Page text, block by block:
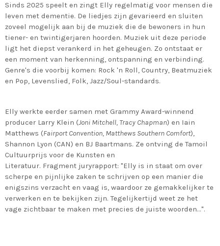
Sinds 2025 speelt en zingt Elly regelmatig voor mensen die
leven met dementie. De liedjes zijn gevarieerd en sluiten
zoveel mogelijk aan bij de muziek die de bewoners in hun
tiener- en twintigerjaren hoorden. Muziek uit deze periode
ligt het diepst verankerd in het geheugen. Zo ontstaat er
een moment van herkenning, ontspanning en verbinding.
Genre's die voorbij komen: Rock 'n Roll, Country, Beatmuziek
en Pop, Levenslied, Folk, Jazz/Soul-standards.
Elly werkte eerder samen met Grammy Award-winnend
producer Larry Klein (Joni Mitchell, Tracy Chapman) en Iain
Matthews (Fairport Convention, Matthews Southern Comfort),
Shannon Lyon (CAN) en BJ Baartmans. Ze ontving de Tamoil
Cultuurprijs voor de Kunsten en
Literatuur. Fragment juryrapport: "Elly is in staat om over
scherpe en pijnlijke zaken te schrijven op een manier die
enigszins verzacht en vaag is, waardoor ze gemakkelijker te
verwerken en te bekijken zijn. Tegelijkertijd weet ze het
vage zichtbaar te maken met precies de juiste woorden...".